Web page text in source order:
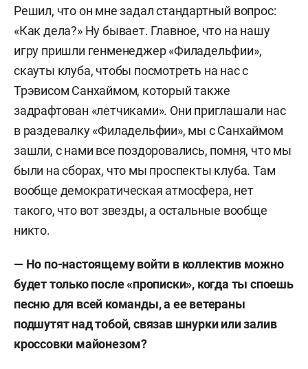
Решил, что он мне задал стандартный вопрос:
«Как дела?» Ну бывает. Главное, что на нашу
игру пришли генменеджер «Филадельфии»,
скауты клуба, чтобы посмотреть на нас с
Трэвисом Санхаймом, который также
задрафтован «летчиками». Они приглашали нас
в раздевалку «Филадельфии», мы с Санхаймом
зашли, с нами все поздоровались, помня, что мы
были на сборах, что мы проспекты клуба. Там
вообще демократическая атмосфера, нет
такого, что вот звезды, а остальные вообще
никто.
— Но по-настоящему войти в коллектив можно
будет только после «прописки», когда ты споешь
песню для всей команды, а ее ветераны
подшутят над тобой, связав шнурки или залив
кроссовки майонезом?